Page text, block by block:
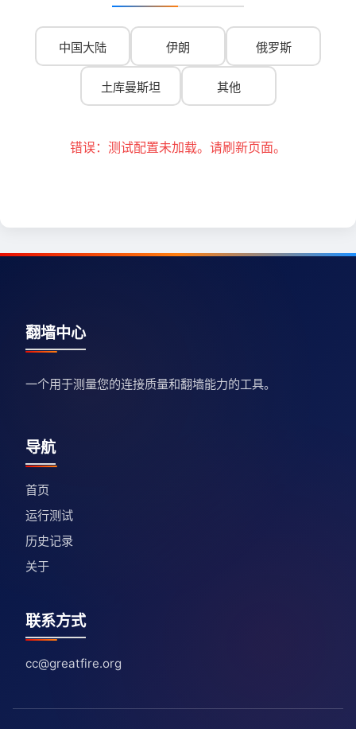
中国大陆 伊朗 俄罗斯
土库曼斯坦 其他
错误：测试配置未加载。请刷新页面。
翻墙中心
一个用于测量您的连接质量和翻墙能力的工具。
导航
首页
运行测试
历史记录
关于
联系方式
cc@greatfire.org